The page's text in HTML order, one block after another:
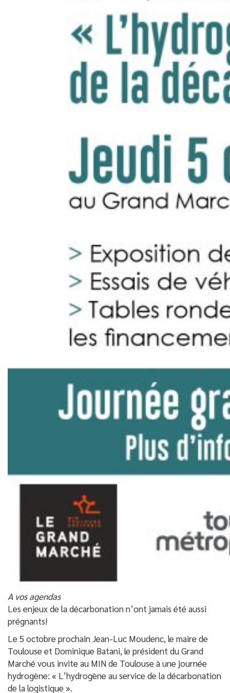
A vos agendas
Les enjeux de la décarbonation n’ont jamais été aussi
prégnants!
Le 5 octobre prochain Jean-Luc Moudenc, le maire de
Toulouse et Dominique Batani, le président du Grand
Marché vous invite au MIN de Toulouse à une journée
hydrogène: « L’hydrogène au service de la décarbonation
de la logistique ».